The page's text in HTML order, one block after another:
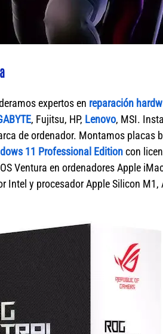
expertos en reparación
, Fujitsu, HP, Lenovo, MSI.
de ordenador. Montamos placas
11 Professional Editioncon
Ventura en ordenadores Apple
Intel y procesador Apple Silicon M1,